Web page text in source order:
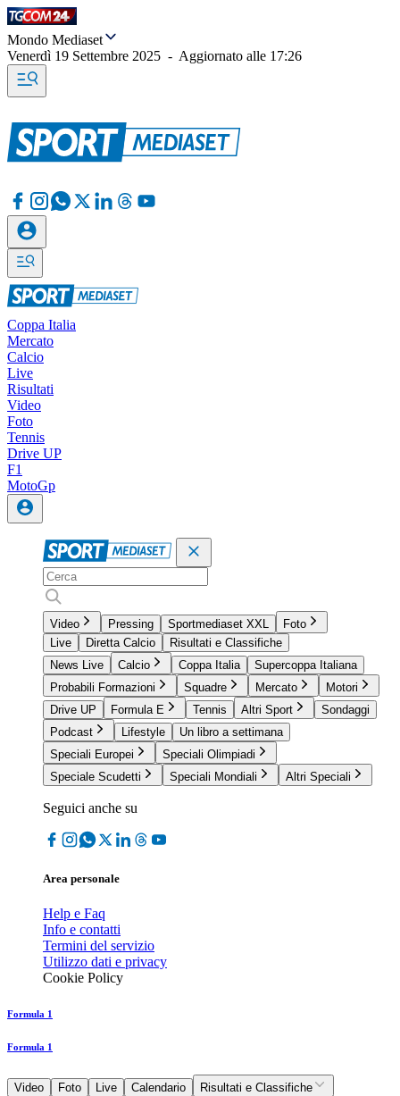
Mondo Mediaset
Venerdì 19 Settembre 2025 - Aggiornato alle 17:26
Coppa Italia
Mercato
Calcio
Live
Risultati
Video
Foto
Tennis
Drive UP
F1
MotoGp
Video Pressing Sportmediaset XXL
Foto
Live
Diretta Calcio
Risultati e Classifiche
News Live
Calcio Coppa Italia
Supercoppa Italiana
Probabili Formazioni
Squadre Mercato
Motori
Drive UP
Formula E Tennis Altri Sport
Sondaggi
Podcast
Lifestyle
Un libro a settimana
Speciali Europei
Speciali Olimpiadi
Speciale Scudetti
Speciali Mondiali Altri Speciali
Seguici anche su
Area personale
Help e Faq
Info e contatti
Termini del servizio
Utilizzo dati e privacy
Cookie Policy
Formula 1
Formula 1
Video Foto Live Calendario Risultati e Classifiche